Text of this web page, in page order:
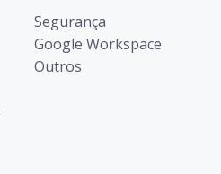
Segurança
Google Workspace
Outros